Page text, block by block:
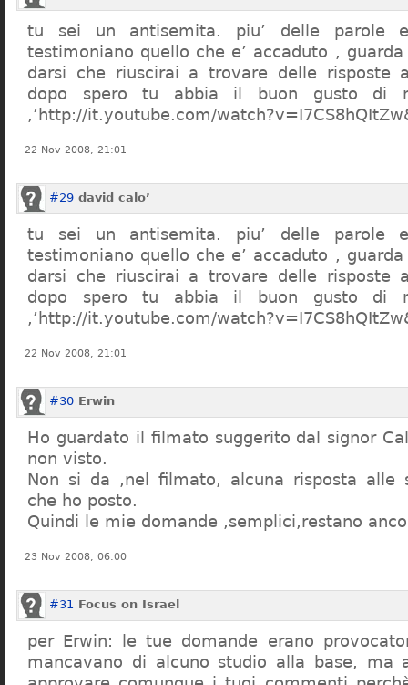
tu sei un antisemita. piu’ delle parole
testimoniano quello che e’ accaduto , guarda
darsi che riuscirai a trovare delle risposte
dopo spero tu abbia il buon gusto di
,’http://it.youtube.com/
22 Nov 2008, 21:01
#29 david calo’
tu sei un antisemita. piu’ delle parole
testimoniano quello che e’ accaduto , guarda
darsi che riuscirai a trovare delle risposte
dopo spero tu abbia il buon gusto di
,’http://it.youtube.com/
22 Nov 2008, 21:01
#30 Erwin
Ho guardato il filmato suggerito dal signor
non visto.
Non si da ,nel filmato, alcuna risposta alle
che ho posto.
Quindi le mie domande ,semplici,restano
23 Nov 2008, 06:00
#31 Focus on Israel
per Erwin: le tue domande erano
mancavano di alcuno studio alla base, ma